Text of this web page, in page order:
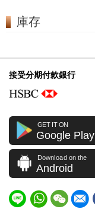
庫存
接受分期付款銀行
GET IT ON
Google Play
Download on the
Android